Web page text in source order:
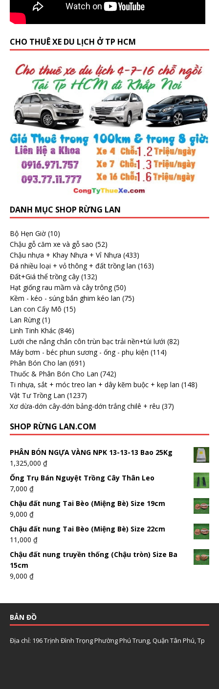
CHO THUÊ XE DU LỊCH Ở TP HCM
DANH MỤC SHOP RỪNG LAN
Bộ Hẹn Giờ (10)
Chậu gỗ căm xe và gỗ sao (52)
Chậu nhựa + Khay Nhựa + Vỉ Nhựa (433)
Đá nhiều loại + vỏ thông + đất trồng lan (163)
Đất+Giá thể trồng cây (132)
Hạt giống rau mầm và cây trông (50)
Kềm - kéo - súng bắn ghim kéo lan (75)
Lan con Cấy Mô (15)
Lan Rừng (1)
Linh Tinh Khác (846)
Lưới che nắng chắn côn trùn bạc trải nền+túi lưới (82)
Máy bơm - béc phun sương - ống - phụ kiện (114)
Phân Bón Cho lan (691)
Thuốc & Phân Bón Cho Lan (742)
Ti nhựa, sắt + móc treo lan + dây kẽm buộc + kẹp lan (148)
Vật Tư Trồng Lan (1237)
Xơ dừa-dớn cây-dớn bảng-dớn trắng chilê + rêu (37)
SHOP RỪNG LAN.COM
PHÂN BÓN NGỰA VÀNG NPK 13-13-13 Bao 25Kg
1,325,000 ₫
Ống Trụ Bán Nguyệt Trồng Cây Thân Leo
7,000 ₫
Chậu đất nung Tai Bèo (Miệng Bè) Size 19cm
9,000 ₫
Chậu đất nung Tai Bèo (Miệng Bè) Size 22cm
11,000 ₫
Chậu đất nung truyền thống (Chậu tròn) Size Ba
15cm
9,000 ₫
BẢN ĐỒ
Địa chỉ: 196 Trịnh Đình Trọng Phường Phú Trung, Quận Tân Phú, Tp